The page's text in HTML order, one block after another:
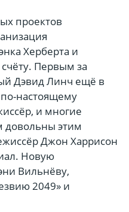
проектов
Херберта и
Первым за
Дэвид Линч ещё в
по-настоящему
и многие
довольны этим
Джон Харрисон
Новую
Вильнёву,
2049» и